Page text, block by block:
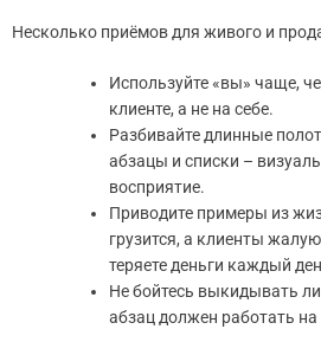
Несколько приёмов для живого и
Используйте «вы» чаще,
клиенте, а не на себе.
Разбивайте длинные
абзацы и списки –
восприятие.
Приводите примеры из
грузится, а клиенты
теряете деньги каждый
Не бойтесь выкидывать
абзац должен работать на